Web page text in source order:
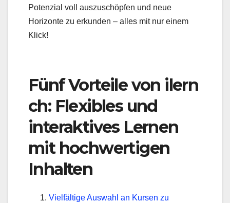
Potenzial voll auszuschöpfen und neue
Horizonte zu erkunden – alles mit nur einem
Klick!
Fünf Vorteile von ilern
ch: Flexibles und
interaktives Lernen
mit hochwertigen
Inhalten
Vielfältige Auswahl an Kursen zu